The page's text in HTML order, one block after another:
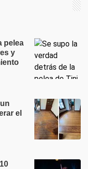
pelea
y
el